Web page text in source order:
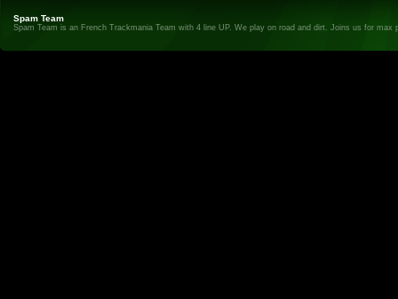
Spam Team
Spam Team is an French Trackmania Team with 4 line UP. We play on road and dirt. Joins us for max